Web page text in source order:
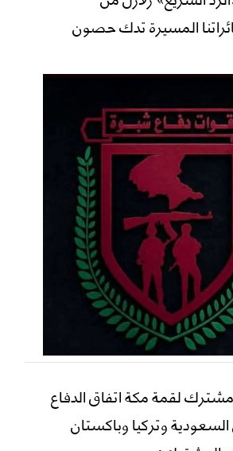
المسيرة تدك حصون
لقمة مكة اتفاق الدفاع
وتركيا وباكستان